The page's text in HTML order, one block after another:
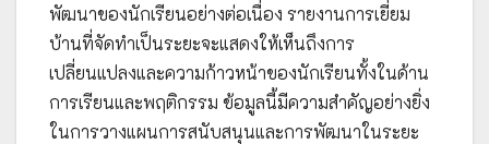
พัฒนาของนักเรียนอย่างต่อเนื่อง รายงานการเยี่ยม
บ้านที่จัดทำเป็นระยะจะแสดงให้เห็นถึงการ
เปลี่ยนแปลงและความก้าวหน้าของนักเรียนทั้งในด้าน
การเรียนและพฤติกรรม ข้อมูลนี้มีความสำคัญอย่างยิ่ง
ในการวางแผนการสนับสนุนและการพัฒนาในระยะ